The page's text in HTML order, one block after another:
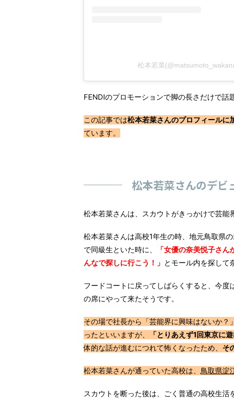
松本若菜
FENDIのプロモーションで脚の長さだけで話
この記事では松本若菜さんのプロフィールに
ています。
松本若菜さんのデビ
松本若菜さんは、スカウトがきっかけで芸能
松本若菜さんは高校1年生の時、地元鳥取県
で同級生といた時に、
「女優の奈美悦子さん
んなで探しに行こう！」 とモール内を探して
フードコートに戻ってしばらくすると、今
の席にやって来たそうです。
その場で社長から「芸能界に興味はないか
ったといいますが、
「とりあえず1回東京に
体的な話が進むにつれて怖くなったため、 そ
松本若菜さんが通っていた高校は、 鳥取県淀
スカウトを断った後は、ごく普通の高校生